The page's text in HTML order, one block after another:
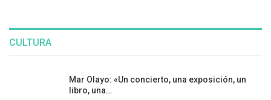
CULTURA
Mar Olayo: «Un concierto, una exposición, un
libro, una…